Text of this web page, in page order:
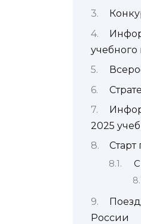
учебного
2025
России